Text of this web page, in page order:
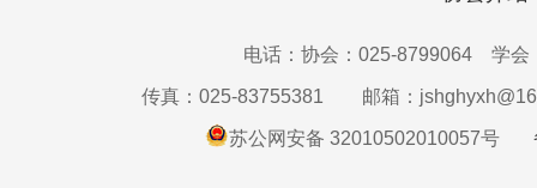
电话：协会：025-8799064 学会
传真：025-83755381 邮箱：
苏公网安备 32010502010057号